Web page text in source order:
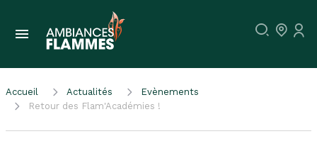
Accueil Actualités
Evènements
Retour des Flam'Académies !